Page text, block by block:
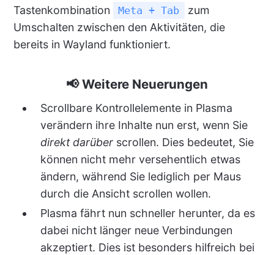
Tastenkombination
Meta +Tab
zum
Umschalten zwischen den Aktivitäten, die
bereits in Wayland funktioniert.
📢 Weitere Neuerungen
Scrollbare Kontrollelemente in Plasma
verändern ihre Inhalte nun erst, wenn Sie
direkt darüberscrollen. Dies bedeutet, Sie
können nicht mehr versehentlich etwas
ändern, während Sie lediglich per Maus
durch die Ansicht scrollen wollen.
Plasma fährt nun schneller herunter, da es
dabei nicht länger neue Verbindungen
akzeptiert. Dies ist besonders hilfreich bei